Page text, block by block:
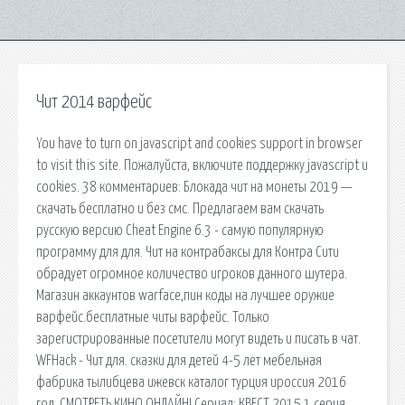
Чит 2014 варфейс
You have to turn on javascript and cookies support in browser
to visit this site. Пожалуйста, включите поддержку javascript и
cookies. 38 комментариев: Блокада чит на монеты 2019 —
скачать бесплатно и без смс. Предлагаем вам скачать
русскую версию Cheat Engine 6.3 - самую популярную
программу для для. Чит на контрабаксы для Контра Сити
обрадует огромное количество игроков данного шутера.
Магазин аккаунтов warface,пин коды на лучшее оружие
варфейс.бесплатные читы варфейс. Только
зарегистрированные посетители могут видеть и писать в чат.
WFHack - Чит для. сказки для детей 4-5 лет мебельная
фабрика тылибцева ижевск каталог турция ироссия 2016